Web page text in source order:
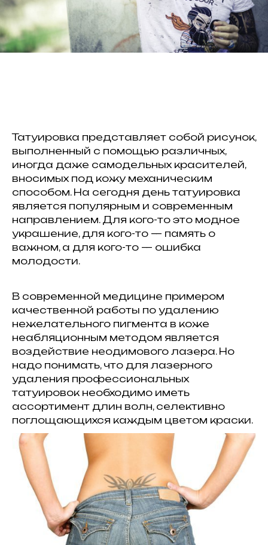
Татуировка представляет собой рисунок,
выполненный с помощью различных,
иногда даже самодельных красителей,
вносимых под кожу механическим
способом. На сегодня день татуировка
является популярным и современным
направлением. Для кого-то это модное
украшение, для кого-то — память о
важном, а для кого-то — ошибка
молодости.
В современной медицине примером
качественной работы по удалению
нежелательного пигмента в коже
неабляционным методом является
воздействие неодимового лазера. Но
надо понимать, что для лазерного
удаления профессиональных
татуировок необходимо иметь
ассортимент длин волн, селективно
поглощающихся каждым цветом краски.